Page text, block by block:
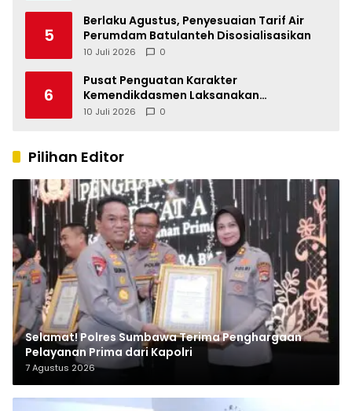
5
Berlaku Agustus, Penyesuaian Tarif Air
Perumdam Batulanteh Disosialisasikan
10 Juli 2026 0
6
Pusat Penguatan Karakter
Kemendikdasmen Laksanakan
Pendampingan MPLS Ramah di
10 Juli 2026 0
Pilihan Editor
Selamat! Polres Sumbawa Terima Penghargaan
Pelayanan Prima dari Kapolri
7 Agustus 2026